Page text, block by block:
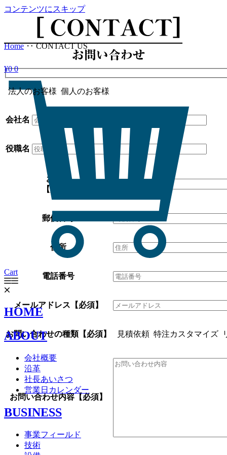
コンテンツにスキップ
¥0 0
Cart
HOME
ABOUT
会社概要
沿革
社長あいさつ
営業日カレンダー
BUSINESS
事業フィールド
技術
Home‥CONTACT US
法人のお客様 個人のお客様
会社名
役職名
お名前
【必須】
郵便番号
住所
電話番号
メールアドレス 【必須】
お問い合わせの種類【必須】 見積依頼 特注カスタマイズ
お問い合わせ内容【必須】